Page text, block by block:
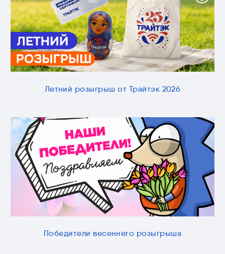
Летний розыгрыш от Трайтэк 2026
Победители весеннего розыгрыша